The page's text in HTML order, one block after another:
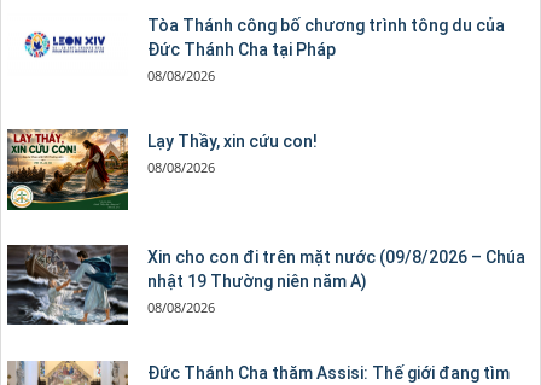
Tòa Thánh công bố chương trình tông du của
Đức Thánh Cha tại Pháp
08/08/2026
Lạy Thầy, xin cứu con!
08/08/2026
Xin cho con đi trên mặt nước (09/8/2026 – Chúa
nhật 19 Thường niên năm A)
08/08/2026
Đức Thánh Cha thăm Assisi: Thế giới đang tìm